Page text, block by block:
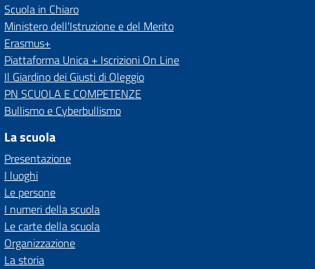
Scuola in Chiaro
Ministero dell'Istruzione e del Merito
Erasmus+
Piattaforma Unica + Iscrizioni On Line
Il Giardino dei Giusti di Oleggio
PN SCUOLA E COMPETENZE
Bullismo e Cyberbullismo
La scuola
Presentazione
I luoghi
Le persone
I numeri della scuola
Le carte della scuola
Organizzazione
La storia